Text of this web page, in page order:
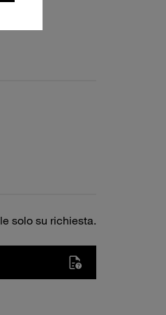
solo su richiesta.